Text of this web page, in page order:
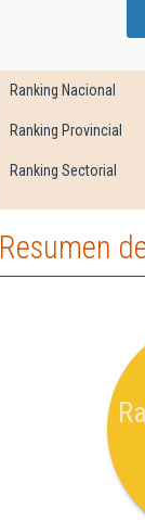
Ranking Nacional
Ranking Provincial
Ranking Sectorial
Resumen